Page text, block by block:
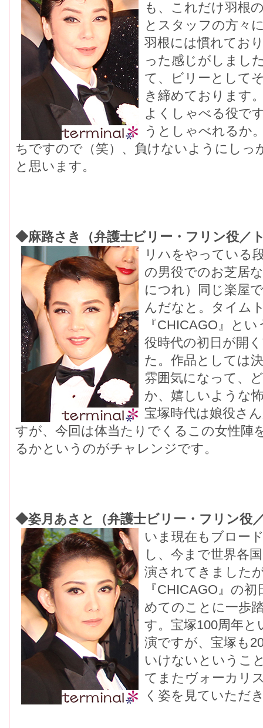
も、これだけ羽根
とスタッフの方々
羽根には慣れてお
った感じがしまし
て、ビリーとして
き締めております
よくしゃべる役で
うとしゃべれるか
ちですので（笑）、負けないようにしっ
と思います。
◆麻路さき（弁護士ビリー・フリン役／
リハをやっている
の男役でのお芝居
につれ）同じ楽屋
んだなと。タイム
『CHICAGO』と
役時代の初日が開
た。作品としては
雰囲気になって、
か、嬉しいような
宝塚時代は娘役さ
すが、今回は体当たりでくるこの女性陣
るかというのがチャレンジです。
◆姿月あさと（弁護士ビリー・フリン役
いま現在もブロー
し、今まで世界各
演されてきました
『CHICAGO』の
めてのことに一歩
す。宝塚100周年
演ですが、宝塚も
いけないというこ
てまたヴォーカリ
く姿を見ていただ